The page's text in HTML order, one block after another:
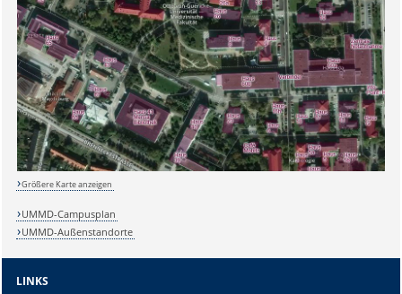
Sicherheitsabfrage:
Lösung:
Größere Karte anzeigen
UMMD-Campusplan
UMMD-Außenstandorte
LINKS